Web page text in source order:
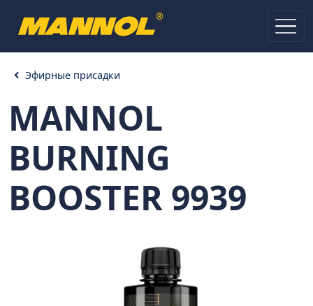
®
Эфирные присадки
MANNOL
BURNING
BOOSTER 9939